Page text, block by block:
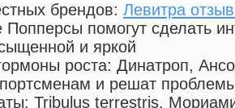
брендов: Левитра
Попперсы помогут сделать
и яркой
роста: Динатроп,
и решат
Tribulus terrestris,